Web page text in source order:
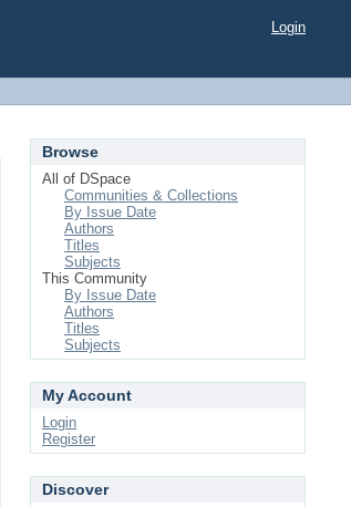
Login
Browse
All of DSpace
Communities & Collections
By Issue Date
Authors
Titles
Subjects
This Community
By Issue Date
Authors
Titles
Subjects
My Account
Login
Register
Discover